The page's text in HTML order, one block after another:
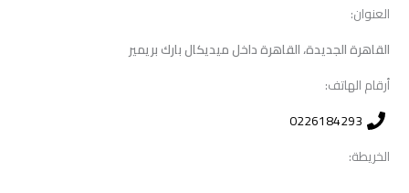
العنوان:
القاهرة الجديدة، القاهرة داخل ميديكال بارك بريمير
أرقام الهاتف:
0226184293
الخريطة: